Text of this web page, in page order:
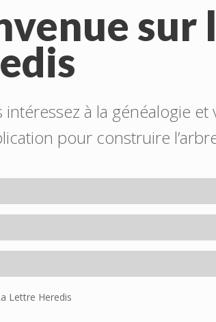
intéressez à la généalogie
pour construire
Lettre Heredis